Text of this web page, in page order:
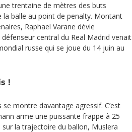
trentaine de mètres des buts
la balle au point de penalty. Montant
Raphael Varane dévie
central du Real Madrid venait
russe qui se joue du 14 juin au
!
montre davantage agressif. C’est
arme une puissante frappe à 25
la trajectoire du ballon, Muslera